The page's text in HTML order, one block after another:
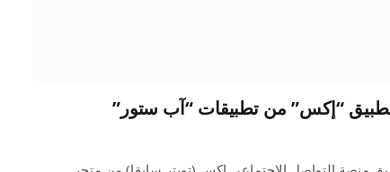
“إكس” من تطبيقات “آب ستور”